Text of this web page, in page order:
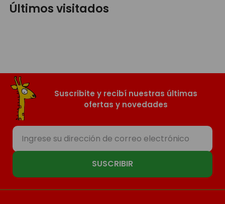
Últimos visitados
Suscribite y recibí nuestras últimas
ofertas y novedades
SUSCRIBIR